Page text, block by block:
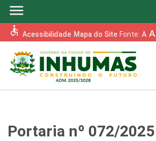
menu
accessible Acessibilidade Mapa do Site Fonte: A A
Portaria nº 072/2025